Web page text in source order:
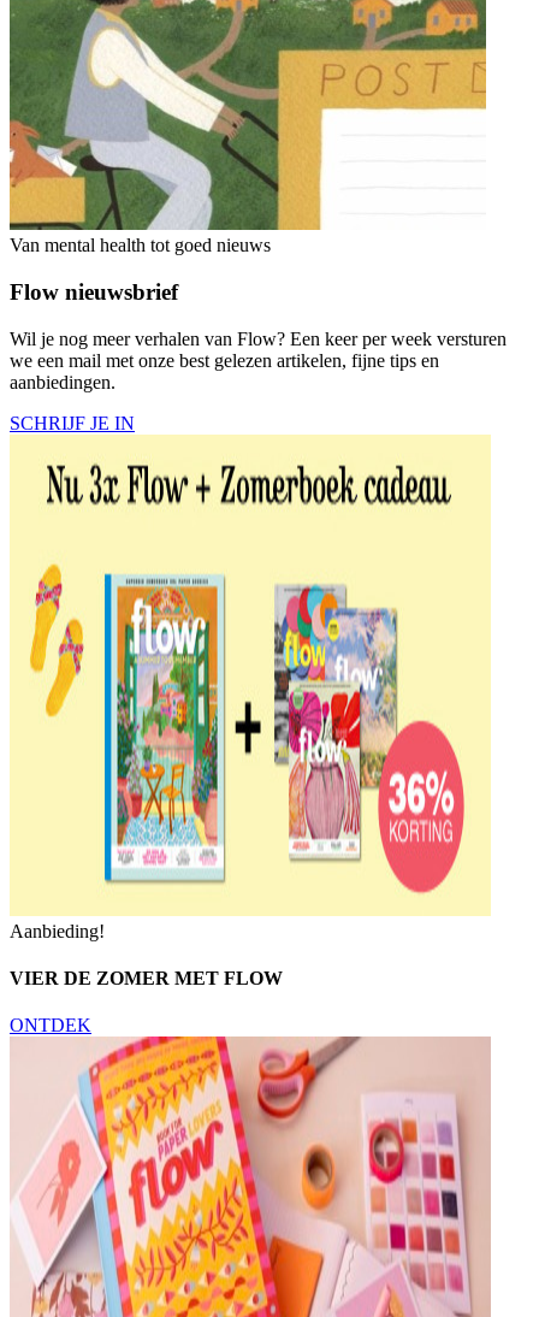
Van mental health tot goed nieuws
Flow nieuwsbrief
Wil je nog meer verhalen van Flow? Een keer per week versturen
we een mail met onze best gelezen artikelen, fijne tips en
aanbiedingen.
SCHRIJF JE IN
Aanbieding!
VIER DE ZOMER MET FLOW
ONTDEK